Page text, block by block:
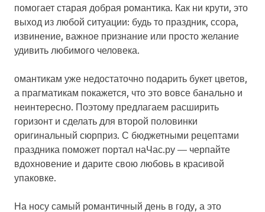
помогает старая добрая романтика. Как ни крути, это
выход из любой ситуации: будь то праздник, ссора,
извинение, важное признание или просто желание
удивить любимого человека.
омантикам уже недостаточно подарить букет цветов,
а прагматикам покажется, что это вовсе банально и
неинтересно. Поэтому предлагаем расширить
горизонт и сделать для второй половинки
оригинальный сюрприз. С бюджетными рецептами
праздника поможет портал наЧас.ру — черпайте
вдохновение и дарите свою любовь в красивой
упаковке.
На носу самый романтичный день в году, а это